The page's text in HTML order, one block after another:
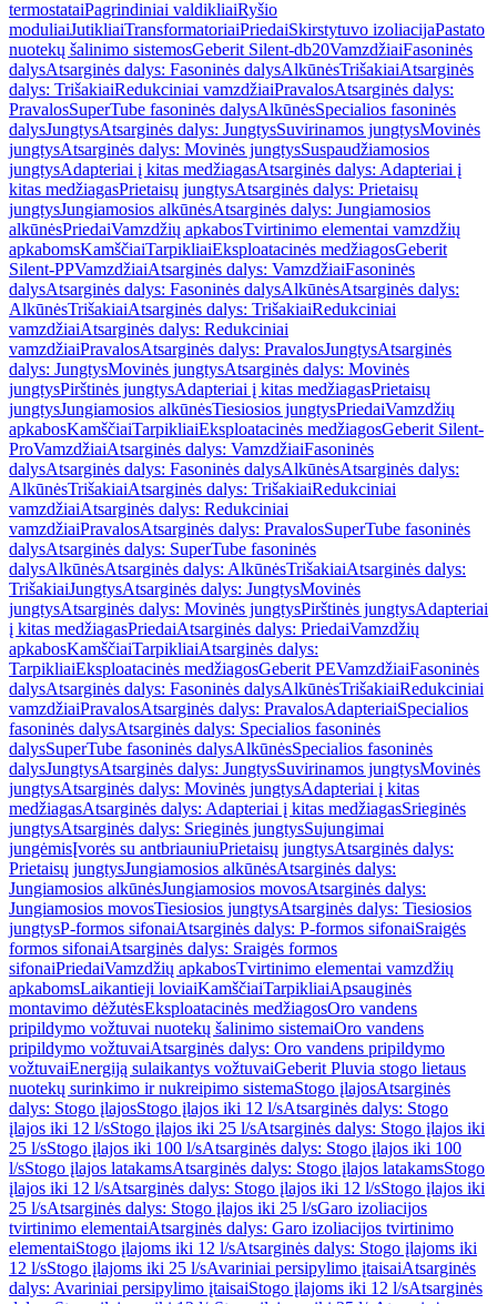
termostataiPagrindiniai valdikliaiRyšio
moduliaiJutikliaiTransformatoriaiPriedaiSkirstytuvo izoliacijaPastato
nuotekų šalinimo sistemosGeberit Silent-db20VamzdžiaiFasoninės
dalysAtsarginės dalys: Fasoninės dalysAlkūnėsTrišakiaiAtsarginės
dalys: TrišakiaiRedukciniai vamzdžiaiPravalosAtsarginės dalys:
PravalosSuperTube fasoninės dalysAlkūnėsSpecialios fasoninės
dalysJungtysAtsarginės dalys: JungtysSuvirinamos jungtysMovinės
jungtysAtsarginės dalys: Movinės jungtysSuspaudžiamosios
jungtysAdapteriai į kitas medžiagasAtsarginės dalys: Adapteriai į
kitas medžiagasPrietaisų jungtysAtsarginės dalys: Prietaisų
jungtysJungiamosios alkūnėsAtsarginės dalys: Jungiamosios
alkūnėsPriedaiVamzdžių apkabosTvirtinimo elementai vamzdžių
apkabomsKamščiaiTarpikliaiEksploatacinės medžiagosGeberit
Silent-PPVamzdžiaiAtsarginės dalys: VamzdžiaiFasoninės
dalysAtsarginės dalys: Fasoninės dalysAlkūnėsAtsarginės dalys:
AlkūnėsTrišakiaiAtsarginės dalys: TrišakiaiRedukciniai
vamzdžiaiAtsarginės dalys: Redukciniai
vamzdžiaiPravalosAtsarginės dalys: PravalosJungtysAtsarginės
dalys: JungtysMovinės jungtysAtsarginės dalys: Movinės
jungtysPirštinės jungtysAdapteriai į kitas medžiagasPrietaisų
jungtysJungiamosios alkūnėsTiesiosios jungtysPriedaiVamzdžių
apkabosKamščiaiTarpikliaiEksploatacinės medžiagosGeberit Silent-
ProVamzdžiaiAtsarginės dalys: VamzdžiaiFasoninės
dalysAtsarginės dalys: Fasoninės dalysAlkūnėsAtsarginės dalys:
AlkūnėsTrišakiaiAtsarginės dalys: TrišakiaiRedukciniai
vamzdžiaiAtsarginės dalys: Redukciniai
vamzdžiaiPravalosAtsarginės dalys: PravalosSuperTube fasoninės
dalysAtsarginės dalys: SuperTube fasoninės
dalysAlkūnėsAtsarginės dalys: AlkūnėsTrišakiaiAtsarginės dalys:
TrišakiaiJungtysAtsarginės dalys: JungtysMovinės
jungtysAtsarginės dalys: Movinės jungtysPirštinės jungtysAdapteriai
į kitas medžiagasPriedaiAtsarginės dalys: PriedaiVamzdžių
apkabosKamščiaiTarpikliaiAtsarginės dalys:
TarpikliaiEksploatacinės medžiagosGeberit PEVamzdžiaiFasoninės
dalysAtsarginės dalys: Fasoninės dalysAlkūnėsTrišakiaiRedukciniai
vamzdžiaiPravalosAtsarginės dalys: PravalosAdapteriaiSpecialios
fasoninės dalysAtsarginės dalys: Specialios fasoninės
dalysSuperTube fasoninės dalysAlkūnėsSpecialios fasoninės
dalysJungtysAtsarginės dalys: JungtysSuvirinamos jungtysMovinės
jungtysAtsarginės dalys: Movinės jungtysAdapteriai į kitas
medžiagasAtsarginės dalys: Adapteriai į kitas medžiagasSrieginės
jungtysAtsarginės dalys: Srieginės jungtysSujungimai
jungėmisĮvorės su antbriauniuPrietaisų jungtysAtsarginės dalys:
Prietaisų jungtysJungiamosios alkūnėsAtsarginės dalys:
Jungiamosios alkūnėsJungiamosios movosAtsarginės dalys:
Jungiamosios movosTiesiosios jungtysAtsarginės dalys: Tiesiosios
jungtysP-formos sifonaiAtsarginės dalys: P-formos sifonaiSraigės
formos sifonaiAtsarginės dalys: Sraigės formos
sifonaiPriedaiVamzdžių apkabosTvirtinimo elementai vamzdžių
apkabomsLaikantieji loviaiKamščiaiTarpikliaiApsauginės
montavimo dėžutėsEksploatacinės medžiagosOro vandens
pripildymo vožtuvai nuotekų šalinimo sistemaiOro vandens
pripildymo vožtuvaiAtsarginės dalys: Oro vandens pripildymo
vožtuvaiEnergiją sulaikantys vožtuvaiGeberit Pluvia stogo lietaus
nuotekų surinkimo ir nukreipimo sistemaStogo įlajosAtsarginės
dalys: Stogo įlajosStogo įlajos iki 12 l/sAtsarginės dalys: Stogo
įlajos iki 12 l/sStogo įlajos iki 25 l/sAtsarginės dalys: Stogo įlajos iki
25 l/sStogo įlajos iki 100 l/sAtsarginės dalys: Stogo įlajos iki 100
l/sStogo įlajos latakamsAtsarginės dalys: Stogo įlajos latakamsStogo
įlajos iki 12 l/sAtsarginės dalys: Stogo įlajos iki 12 l/sStogo įlajos iki
25 l/sAtsarginės dalys: Stogo įlajos iki 25 l/sGaro izoliacijos
tvirtinimo elementaiAtsarginės dalys: Garo izoliacijos tvirtinimo
elementaiStogo įlajoms iki 12 l/sAtsarginės dalys: Stogo įlajoms iki
12 l/sStogo įlajoms iki 25 l/sAvariniai persipylimo įtaisaiAtsarginės
dalys: Avariniai persipylimo įtaisaiStogo įlajoms iki 12 l/sAtsarginės